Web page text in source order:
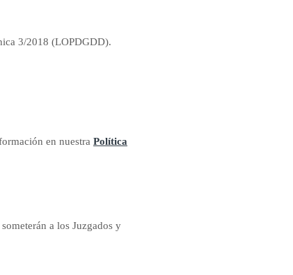
3/2018 (LOPDGDD).
en nuestra Política
a los Juzgados y